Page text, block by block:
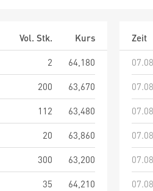
Vol. Stk.
Kurs
2
64,180
200
63,670
112
63,480
20
63,860
300
63,200
35
64,210
Zeit